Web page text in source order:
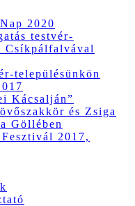
2020
testvér-
Csíkpálfalvával
településünkön
Kácsalján”
és Zsiga
Göllében
2017,